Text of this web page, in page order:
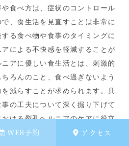
WEB予約 アクセス
食べ方は、症状のコントロール
、食生活を見直すことは非常に
る食べ物や食事のタイミングに
による不快感を軽減することが
アに優しい食生活とは、刺激的
ろんのこと、食べ過ぎないよう
減らすことが求められます。具
の工夫について深く掘り下げて
ける裂孔ヘルニアのケアに役立